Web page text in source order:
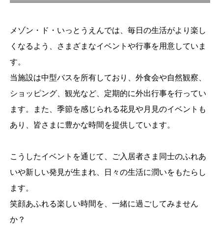
メゾン・ド・いっとうえんでは、毎日の生活がより楽し
くなるよう、さまざまなイベントや行事を用意していま
す。
当施設は中型バスを所有しており、外食会や自然観察、
ショッピング、観光など、定期的に外出行事を行ってい
ます。また、季節を感じられる花見や月見のイベントも
あり、皆さまに豊かな時間を提供しています。
こうしたイベントを通じて、ご入居者さま同士のふれあ
いや新しい発見が生まれ、日々の生活に潤いをもたらし
ます。
笑顔あふれる楽しい時間を、一緒に過ごしてみません
か？